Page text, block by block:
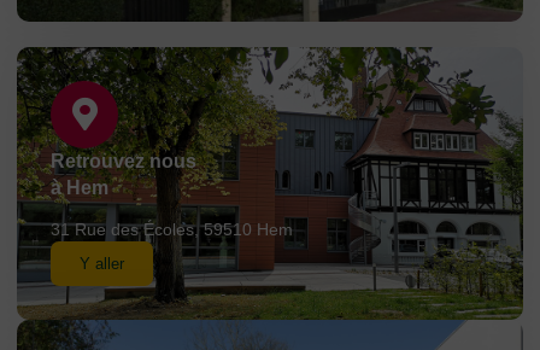
Retrouvez nous
à Hem
31 Rue des Écoles, 59510 Hem
Y aller